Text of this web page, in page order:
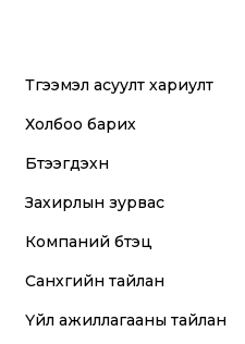
Түгээмэл асуулт хариулт
Холбоо барих
Бүтээгдэхүүн
Захирлын зурвас
Компаний бүтэц
Санхүүгийн тайлан
Үйл ажиллагааны тайлан